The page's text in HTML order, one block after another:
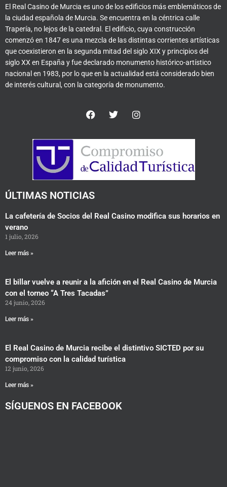
El Real Casino de Murcia es uno de los edificios más emblemáticos de
la ciudad española de Murcia. Se encuentra en la céntrica calle
Trapería, no lejos de la catedral. El edificio, cuya construcción
comenzó en 1847 es una mezcla de las distintas corrientes artísticas
que coexistieron en la segunda mitad del siglo XIX y principios del
siglo XX en España y fue declarado monumento histórico-artístico
nacional en 1983, por lo que en la actualidad está considerado bien
de interés cultural, con la categoría de monumento.
F
a
e
b
o
o
k
T
w
t
e
r
I
n
t
g
r
a
m
ÚLTIMAS NOTICIAS
La cafetería de Socios del Real Casino modifica sus horarios en
verano
1 julio, 2026
Leer más »
El billar vuelve a reunir a la afición en el Real Casino de Murcia
con el torneo “A Tres Tacadas”
24 junio, 2026
Leer más »
El Real Casino de Murcia recibe el distintivo SICTED por su
compromiso con la calidad turística
12 junio, 2026
Leer más »
SÍGUENOS EN FACEBOOK